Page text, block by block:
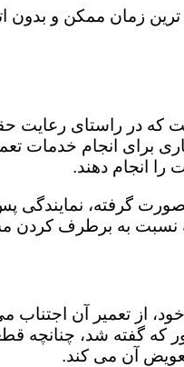
ترین زمان ممکن و
که در راستای
انجام خدمات
انجام دهند.
گرفته، نمایندگی
نسبت به برطرف کردن
از تعمیر آن
که گفته شد، چنانچه
تعویض آن می کند.